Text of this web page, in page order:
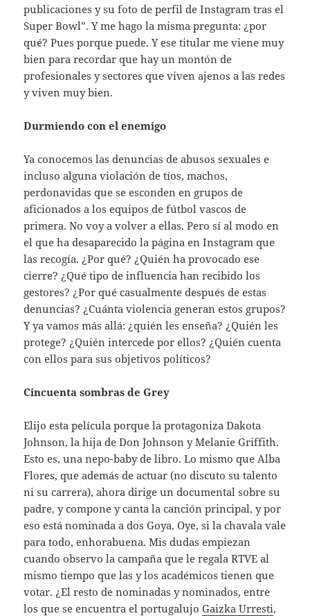
publicaciones y su foto de perfil de Instagram tras el
Super Bowl”. Y me hago la misma pregunta: ¿por
qué? Pues porque puede. Y ese titular me viene muy
bien para recordar que hay un montón de
profesionales y sectores que viven ajenos a las redes
y viven muy bien.
Durmiendo con el enemigo
Ya conocemos las denuncias de abusos sexuales e
incluso alguna violación de tíos, machos,
perdonavidas que se esconden en grupos de
aficionados a los equipos de fútbol vascos de
primera. No voy a volver a ellas. Pero sí al modo en
el que ha desaparecido la página en Instagram que
las recogía. ¿Por qué? ¿Quién ha provocado ese
cierre? ¿Qué tipo de influencia han recibido los
gestores? ¿Por qué casualmente después de estas
denuncias? ¿Cuánta violencia generan estos grupos?
Y ya vamos más allá: ¿quién les enseña? ¿Quién les
protege? ¿Quién intercede por ellos? ¿Quién cuenta
con ellos para sus objetivos políticos?
Cincuenta sombras de Grey
Elijo esta película porque la protagoniza Dakota
Johnson, la hija de Don Johnson y Melanie Griffith.
Esto es, una nepo-baby de libro. Lo mismo que Alba
Flores, que además de actuar (no discuto su talento
ni su carrera), ahora dirige un documental sobre su
padre, y compone y canta la canción principal, y por
eso está nominada a dos Goya. Oye, si la chavala vale
para todo, enhorabuena. Mis dudas empiezan
cuando observo la campaña que le regala RTVE al
mismo tiempo que las y los académicos tienen que
votar. ¿El resto de nominadas y nominados, entre
los que se encuentra el portugalujoGaizka Urresti,